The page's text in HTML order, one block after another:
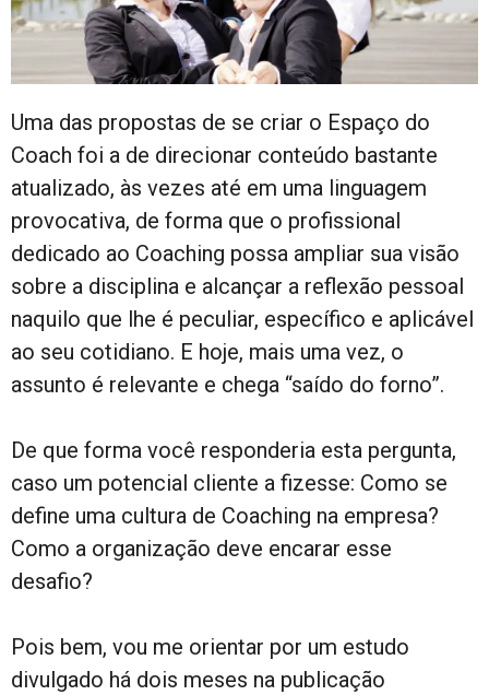
Uma das propostas de se criar o Espaço do
Coach foi a de direcionar conteúdo bastante
atualizado, às vezes até em uma linguagem
provocativa, de forma que o profissional
dedicado ao Coaching possa ampliar sua visão
sobre a disciplina e alcançar a reflexão pessoal
naquilo que lhe é peculiar, específico e aplicável
ao seu cotidiano. E hoje, mais uma vez, o
assunto é relevante e chega “saído do forno”.
De que forma você responderia esta pergunta,
caso um potencial cliente a fizesse: Como se
define uma cultura de Coaching na empresa?
Como a organização deve encarar esse
desafio?
Pois bem, vou me orientar por um estudo
divulgado há dois meses na publicação